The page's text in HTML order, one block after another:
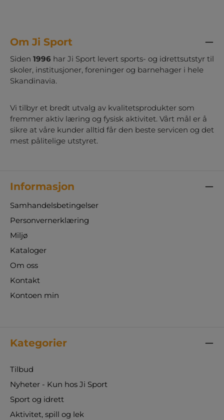
Om Ji Sport
Siden 1996 har Ji Sport levert sports- og idrettsutstyr til
skoler, institusjoner, foreninger og barnehager i hele
Skandinavia.
Vi tilbyr et bredt utvalg av kvalitetsprodukter som
fremmer aktiv læring og fysisk aktivitet. Vårt mål er å
sikre at våre kunder alltid får den beste servicen og det
mest pålitelige utstyret.
Informasjon
Samhandelsbetingelser
Personvernerklæring
Miljø
Kataloger
Om oss
Kontakt
Kontoen min
Kategorier
Tilbud
Nyheter - Kun hos Ji Sport
Sport og idrett
Aktivitet, spill og lek